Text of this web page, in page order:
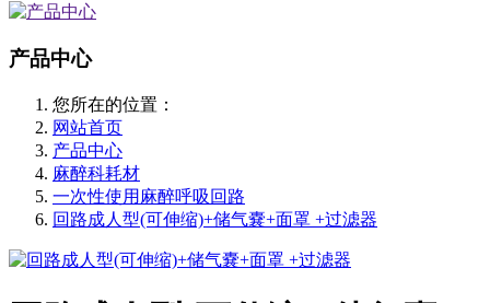
产品中心
您所在的位置：
网站首页
产品中心
麻醉科耗材
一次性使用麻醉呼吸回路
回路成人型(可伸缩)+储气嚢+面罩 +过滤器